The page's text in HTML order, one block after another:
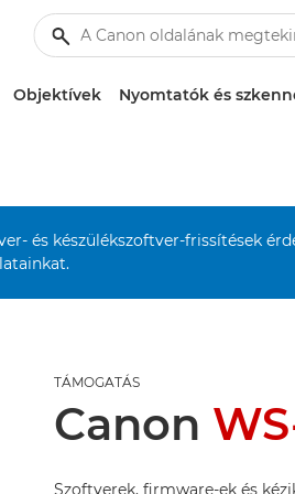
Objektívek Nyomtatók és
és készülékszoftver-frissítések
TÁMOGATÁS
Canon
Szoftverek, firmware-ek és